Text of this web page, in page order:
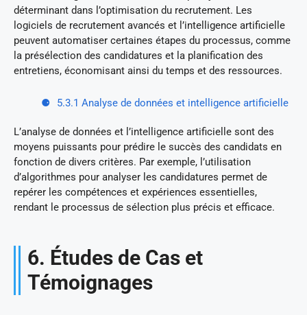
déterminant dans l’optimisation du recrutement. Les
logiciels de recrutement avancés et l’intelligence artificielle
peuvent automatiser certaines étapes du processus, comme
la présélection des candidatures et la planification des
entretiens, économisant ainsi du temps et des ressources.
5.3.1 Analyse de données et intelligence artificielle
L’analyse de données et l’intelligence artificielle sont des
moyens puissants pour prédire le succès des candidats en
fonction de divers critères. Par exemple, l’utilisation
d’algorithmes pour analyser les candidatures permet de
repérer les compétences et expériences essentielles,
rendant le processus de sélection plus précis et efficace.
6. Études de Cas et
Témoignages